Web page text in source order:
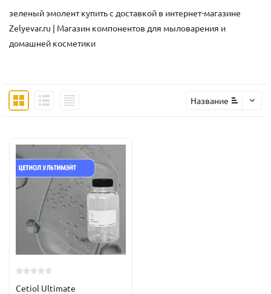
зеленый эмолент купить с доставкой в интернет-магазине
Zelyevar.ru | Магазин компонентов для мыловарения и
домашней косметики
Название
Cetiol Ultimate